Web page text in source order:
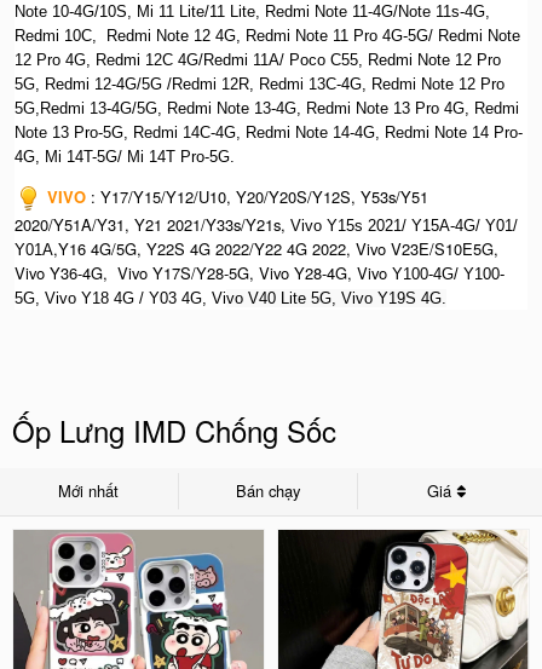
Note 10-4G/10S, Mi 11 Lite/11 Lite, Redmi Note 11-4G/Note 11s-4G,
Redmi 10C, Redmi Note 12 4G,
Redmi Note 11 Pro 4G-5G/ Redmi Note
12 Pro 4G, Redmi 12C 4G/Redmi 11A/ Poco C55, Redmi Note 12 Pro
5G, Redmi 12-4G/5G /Redmi 12R, Redmi 13C-4G,
Redmi Note 12 Pro
5G,Redmi 13-4G/5G, Redmi Note 13-4G, Redmi Note 13 Pro 4G, Redmi
Note 13 Pro-5G, Redmi 14C-4G, Redmi Note 14-4G, Redmi Note 14 Pro-
4G, Mi 14T-5G/ Mi 14T Pro-5G.
VIVO : Y17/Y15/Y12/U10, Y20/Y20S/Y12S, Y53s/Y51
2020/Y51A/Y31, Y21 2021/Y33s/Y21s, Vivo Y15s 2021/ Y15A-4G/ Y01/
Y01A,Y16 4G/5G, Y22S 4G 2022/Y22 4G 2022, Vivo V23E/S10E5G,
Vivo Y36-4G, Vivo Y17S/Y28-5G, Vivo Y28-4G, Vivo Y100-4G/ Y100-
5G, Vivo Y18 4G / Y03 4G, Vivo V40 Lite 5G, Vivo Y19S 4G.
Ốp Lưng IMD Chống Sốc
Mới nhất Bán chạy Giá